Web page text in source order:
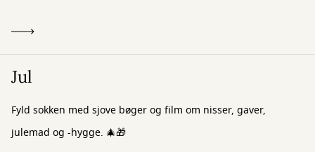
Jul
Fyld sokken med sjove bøger og film om nisser, gaver,
julemad og -hygge. 🎄🎁